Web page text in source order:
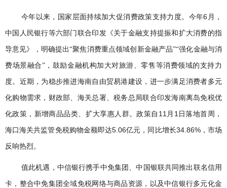
今年以来，国家层面持续加大促消费政策支持力度。今年6 月，
中国人民银行等六部门联合印发《关于金融支持提振和扩大消费的指
导意见》，明确提出“聚焦消费重点领域创新金融产品”“强化金融与消
费场景融合”，鼓励金融机构加大对旅游、零售等消费领域的支持力
度。近期，为稳步推进海南自由贸易港建设，进一步满足消费者多元
化购物需求，财政部、海关总署、税务总局联合印发海南离岛免税优
化政策，新增商品品类、扩大享惠人群。政策自 11 月 1 日落地首周，
海口海关共监管免税购物金额即达5.06亿元，同比增长34.86%，市场
反响热烈。
值此机遇，中信银行携手中免集团、中国银联共同推出联名信用
卡，整合中免集团全域免税网络与商品资源，以及中信银行多元化金